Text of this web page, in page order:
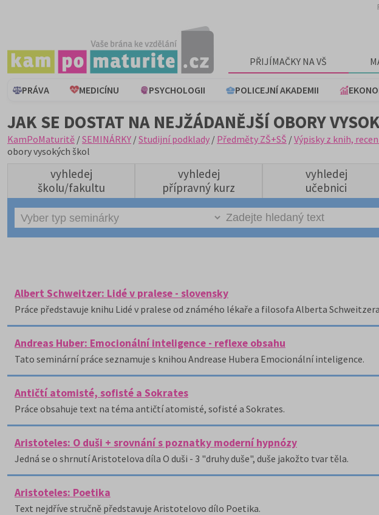
PŘIJÍMAČKY NA VŠ
PRÁVA MEDICÍNU PSYCHOLOGII POLICEJNÍ AKADEMII
JAK SE DOSTAT NA NEJŽÁDANĚJŠÍ OBORY
KamPoMaturitě /SEMINÁRKY /Studijní podklady / Předměty ZŠ+SŠ /Výpisky z knih,
obory vysokých škol
vyhledej
školu/fakultu
vyhledej
přípravný kurz
vyhledej
učebnici
Albert Schweitzer: Lidé v pralese - slovensky
Práce představuje knihu Lidé v pralese od známého lékaře a filosofa Alberta
Andreas Huber: Emocionální inteligence - reflexe obsahu
Tato seminární práce seznamuje s knihou Andrease Hubera Emocionální inteligence.
Antičtí atomisté, sofisté a Sokrates
Práce obsahuje text na téma antičtí atomisté, sofisté a Sokrates.
Aristoteles: O duši + srovnání s poznatky moderní hypnózy
Jedná se o shrnutí Aristotelova díla O duši - 3 "druhy duše", duše jakožto tvar těla.
Aristoteles: Poetika
Text nejdříve stručně představuje Aristotelovo dílo Poetika.